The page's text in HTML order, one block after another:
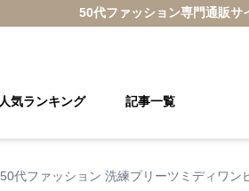
50代ファッション専門通販サ
人気ランキング 記事一覧
50代ファッション 洗練プリーツミディワン